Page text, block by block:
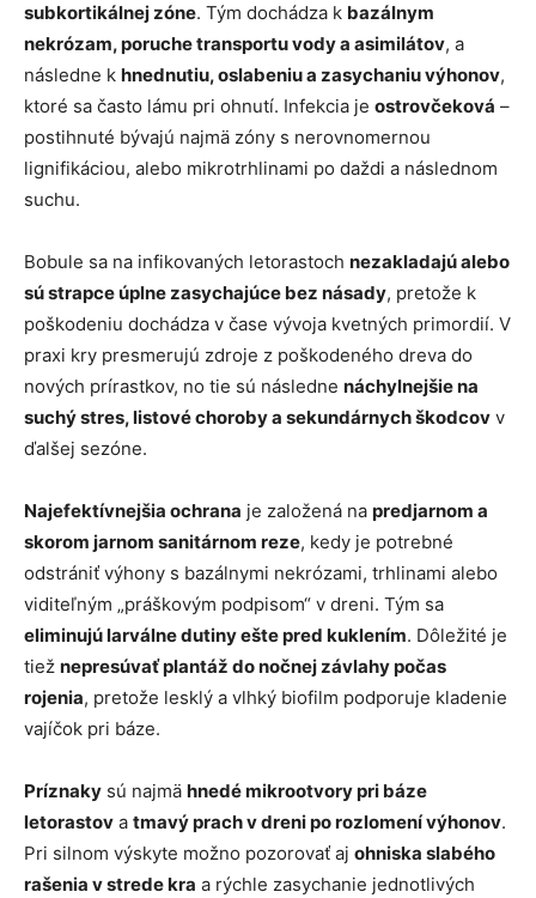
subkortikálnej zóne. Tým dochádza k bazálnym
nekrózam, poruche transportu vody a asimilátov, a
následne k hnednutiu, oslabeniu a zasychaniu výhonov,
ktoré sa často lámu pri ohnutí. Infekcia je ostrovčeková –
postihnuté bývajú najmä zóny s nerovnomernou
lignifikáciou, alebo mikrotrhlinami po daždi a následnom
suchu.
Bobule sa na infikovaných letorastoch nezakladajú alebo
sú strapce úplne zasychajúce bez násady, pretože k
poškodeniu dochádza v čase vývoja kvetných primordií. V
praxi kry presmerujú zdroje z poškodeného dreva do
nových prírastkov, no tie sú následne náchylnejšie na
suchý stres, listové choroby a sekundárnych škodcov v
ďalšej sezóne.
Najefektívnejšia ochrana je založená na predjarnom a
skorom jarnom sanitárnom reze, kedy je potrebné
odstrániť výhony s bazálnymi nekrózami, trhlinami alebo
viditeľným „práškovým podpisom“ v dreni. Tým sa
eliminujú larválne dutiny ešte pred kuklením. Dôležité je
tiež nepresúvať plantáž do nočnej závlahy počas
rojenia, pretože lesklý a vlhký biofilm podporuje kladenie
vajíčok pri báze.
Príznaky sú najmä hnedé mikrootvory pri báze
letorastov a tmavý prach v dreni po rozlomení výhonov.
Pri silnom výskyte možno pozorovať aj oh­nis­ka slabého
rašenia v strede kra a rýchle zasychanie jednotlivých